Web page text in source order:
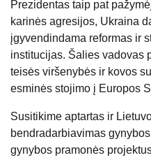
Prezidentas taip pat
karinės agresijos, Ukraina
įgyvendindama reformas ir
institucijas. Šalies vadovas
teisės viršenybės ir kovos
esminės stojimo į Europos
Susitikime aptartas ir
bendradarbiavimas
gynybos pramonės